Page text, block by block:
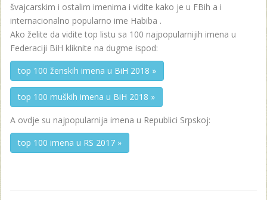
švajcarskim i ostalim imenima i vidite kako je u FBih a i
internacionalno popularno ime Habiba .
Ako želite da vidite top listu sa 100 najpopularnijih imena u
Federaciji BiH kliknite na dugme ispod:
top 100 ženskih imena u BiH 2018 »
top 100 muških imena u BiH 2018 »
A ovdje su najpopularnija imena u Republici Srpskoj:
top 100 imena u RS 2017 »